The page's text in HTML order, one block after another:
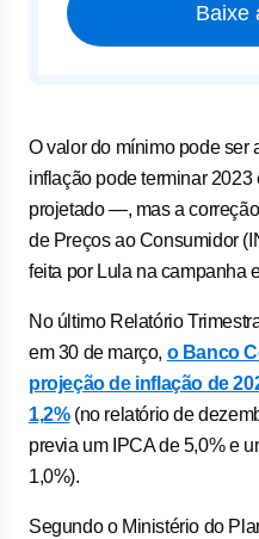
Baixe
O valor do mínimo pode
inflação pode terminar
projetado —, mas a
de Preços ao Consumidor
feita por Lula na campanha
No último Relatório
em 30 de março, o Banco
projeção de inflação de
1,2%(no relatório de
previa um IPCA de 5,0% e
1,0%).
Segundo o Ministério do